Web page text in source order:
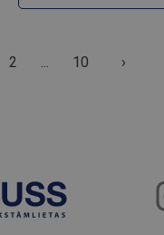
2 ... 10 ›